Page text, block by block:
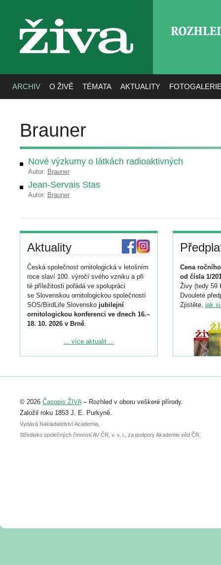
živa
ARCHIV O ŽIVĚ TÉMATA AKTUALITY
Brauner
Nové výzkumy o látkách radioaktivných
Autor: Brauner
Jean-Servais Stas
Autor: Brauner
Aktuality
Česká společnost ornitologická v letošním
roce slaví 100. výročí svého vzniku a při
té příležitosti pořádá ve spolupráci
se Slovenskou ornitologickou společností
SOS/BirdLife Slovensko jubilejní
ornitologickou konferenci ve dnech 16.–
18. 10. 2026 v Brně.
Podrobnější informace ke konferenci
Registrovat se můžete do 6. září.
abstraktu přihlášené přednášky nebo
posteru je už 30. června.
... více aktualit ...
Cena
od čísla 1/
Živy (tedy 59
Dvouleté
Zjistěte, jak
© 2026 Časopis ŽIVA– Rozhled v oboru veškeré přírody.
Založil roku 1853 J. E. Purkyně.
Vydává Nakladatelství Academia,
Středisko společných činností AV ČR, v. v. i., za podpory Akademie věd ČR.